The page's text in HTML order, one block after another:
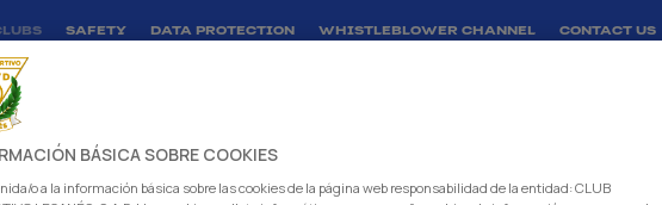
SAFETY DATA PROTECTION WHISTLEBLOWER CHANNEL CONTACT US
2003 20 Members Federated
BÁSICA SOBRE COOKIES
o a la información básica sobre las cookies de la página web responsabilidad de la entidad: CLUB